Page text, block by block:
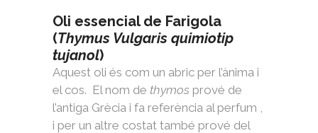
Oli essencial de Farigola
(Thymus Vulgaris quimiotip
tujanol)
Aquest oli és com un abric per l’ànima i
el cos. El nom de thymos prové de
l’antiga Grècia i fa referència al perfum ,
i per un altre costat també prové del